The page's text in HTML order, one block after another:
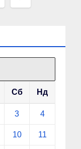
Сб Нд
3 4
10 11